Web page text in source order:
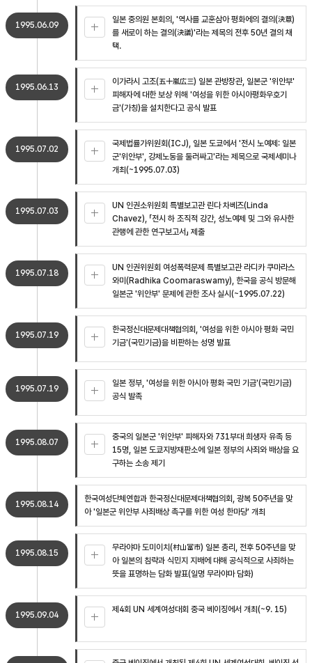
1995.06.09
일본 중의원 본회의, '역사를 교훈삼아 평화에의 결의(決意)
를 새로이 하는 결의(決議)'라는 제목의 전후 50년 결의 채
택.
1995.06.13
이가라시 고조(五十嵐広三) 일본 관방장관, 일본군 '위안부'
피해자에 대한 보상 위해 '여성을 위한 아시아평화우호기
금'(가칭)을 설치한다고 공식 발표
1995.07.02
국제법률가위원회(ICJ), 일본 도쿄에서 '전시 노예제: 일본
군'위안부', 강제노동을 둘러싸고'라는 제목으로 국제세미나
개최(~1995.07.03)
1995.07.03
UN 인권소위원회 특별보고관 린다 차베즈(Linda
Chavez), 「전시 하 조직적 강간, 성노예제 및 그와 유사한
관행에 관한 연구보고서」 제출
1995.07.18
UN 인권위원회 여성폭력문제 특별보고관 라디카 쿠마라스
와미(Radhika Coomaraswamy), 한국을 공식 방문해
일본군 '위안부' 문제에 관한 조사 실시(~1995.07.22)
1995.07.19
한국정신대문제대책협의회, '여성을 위한 아시아 평화 국민
기금'(국민기금)을 비판하는 성명 발표
1995.07.19
일본 정부, '여성을 위한 아시아 평화 국민 기금'(국민기금)
공식 발족
1995.08.07
중국의 일본군 '위안부' 피해자와 731부대 희생자 유족 등
15명, 일본 도쿄지방재판소에 일본 정부의 사죄와 배상을 요
구하는 소송 제기
1995.08.14
한국여성단체연합과 한국정신대문제대책협의회, 광복 50주년을 맞
아 '일본군 위안부 사죄배상 촉구를 위한 여성 한마당' 개최
1995.08.15
무라야마 도미이치(村山富市) 일본 총리, 전후 50주년을 맞
아 일본의 침략과 식민지 지배에 대해 공식적으로 사죄하는
뜻을 표명하는 담화 발표(일명 무라야마 담화)
1995.09.04
제4회 UN 세계여성대회 중국 베이징에서 개최(~9. 15)